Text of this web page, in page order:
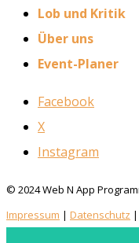
Lob und Kritik
Über uns
Event-Planer
Facebook
X
Instagram
© 2024 Web N App
Impressum | Datenschutz |